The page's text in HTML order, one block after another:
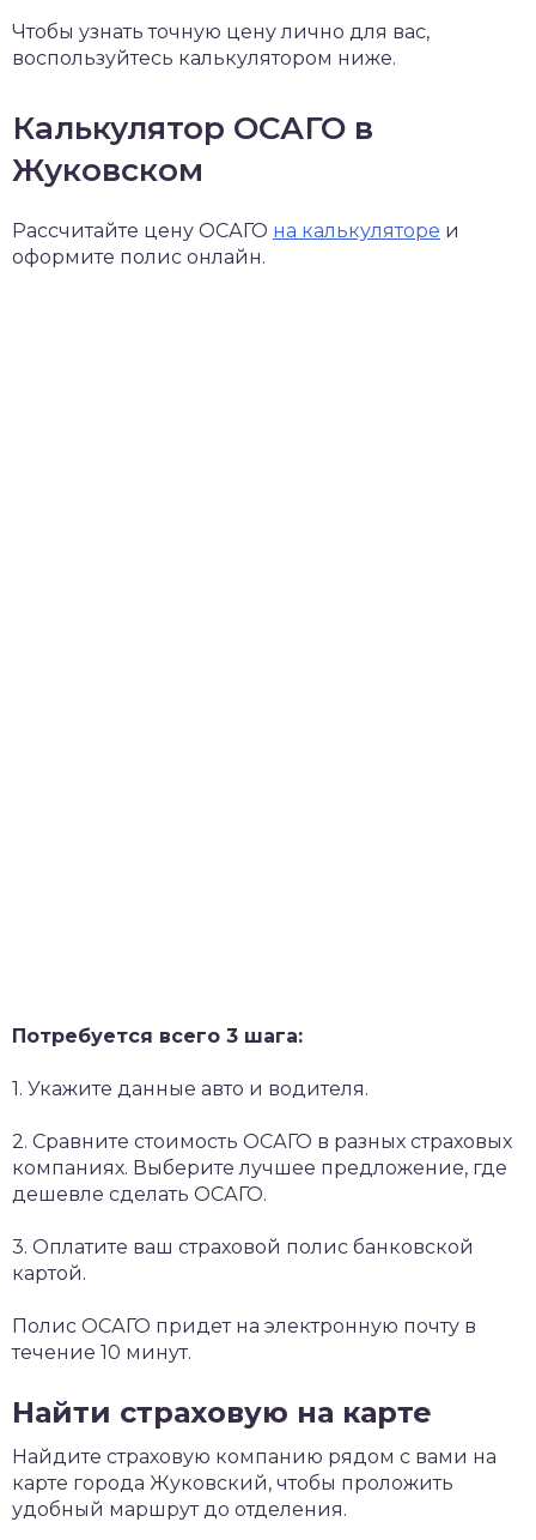
Чтобы узнать точную цену лично для вас,
воспользуйтесь калькулятором ниже.
Калькулятор ОСАГО в
Жуковском
Рассчитайте цену ОСАГО на калькуляторе и
оформите полис онлайн.
Потребуется всего 3 шага:
1. Укажите данные авто и водителя.
2. Сравните стоимость ОСАГО в разных страховых
компаниях. Выберите лучшее предложение, где
дешевле сделать ОСАГО.
3. Оплатите ваш страховой полис банковской
картой.
Полис ОСАГО придет на электронную почту в
течение 10 минут.
Найти страховую на карте
Найдите страховую компанию рядом с вами на
карте города Жуковский, чтобы проложить
удобный маршрут до отделения.